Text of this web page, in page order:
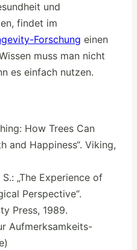
und
findet im
Forschung einen
muss man nicht
es einfach nutzen.
How Trees Can
and Happiness“. Viking,
„The Experience of
Perspective“.
Press, 1989.
Aufmerksamkeits-